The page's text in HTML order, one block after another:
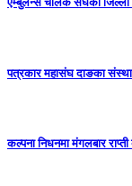
पत्रकार महासंघ दाङका
कल्पना निधनमा मंगलबार राप्ती